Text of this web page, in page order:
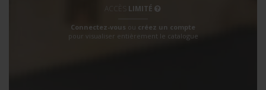
ACCÈS LIMITÉ
Connectez-vous ou créez un compte
pour visualiser entièrement le catalogue